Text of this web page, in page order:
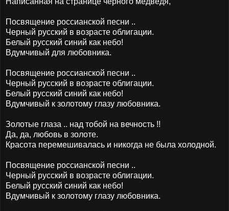
Посвящение россианской песни ..
Черный русский в возрасте облигации.
Белый русский синий как небо!
Вдумчивый для любовника.
Посвящение россианской песни ..
Черный русский в возрасте облигации.
Белый русский синий как небо!
Вдумчивый к золотому глазу любовника.
Золотые глаза .. над тобой на вечность !!
Да, да, любовь в золоте.
Красота перемешивалась и никогда не была холодной.
Посвящение россианской песни ..
Черный русский в возрасте облигации.
Белый русский синий как небо!
Вдумчивый к золотому глазу любовника.